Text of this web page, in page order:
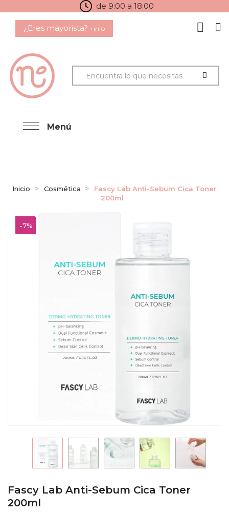
de 9:00 a 18:00
¿Eres mayorista? +info
Menú
Inicio Cosmética
Fascy Lab Anti-Sebum Cica Toner
200ml
-7%
-7%
Fascy Lab Anti-Sebum Cica Toner
200ml